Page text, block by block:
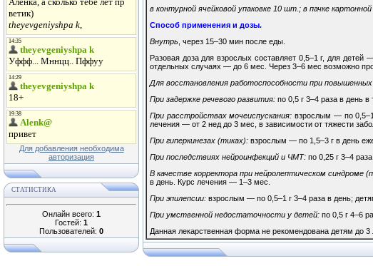
Для добавления необходима
авторизация
СТАТИСТИКА
Онлайн всего: 1
Гостей: 1
Пользователей: 0
в контурной ячейковой упаковке 10 шт.; в пачке
Способ применения и дозы.
Внутрь , через 15–30 мин после еды.
Разовая доза для взрослых составляет 0,5–1 г, для
отдельных случаях — до 6 мес. Через 3–6 мес возможно
Для восстановления работоспособности при повышенных
При задержке речевого развития: по 0,5 г 3–4 раза в день в
При расстройствах мочеиспускания: взрослым — по 0,5–1
лечения — от 2 нед до 3 мес, в зависимости от тяжести
При гиперкинезах (тиках): взрослым — по 1,5–3 г в день
При последствиях нейроинфекций и ЧМТ: по 0,25 г 3–4
В качестве корректора при нейролептическом синдроме
в день. Курс лечения — 1–3 мес.
При эпилепсии: взрослым — по 0,5–1 г 3–4 раза в день;
При умственной недостаточности у детей: по 0,5 г 4–6
Данная лекарственная форма не рекомендована детям до 3